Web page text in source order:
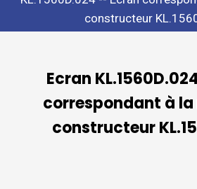
constructeur
Ecran
correspondant à
constructeur